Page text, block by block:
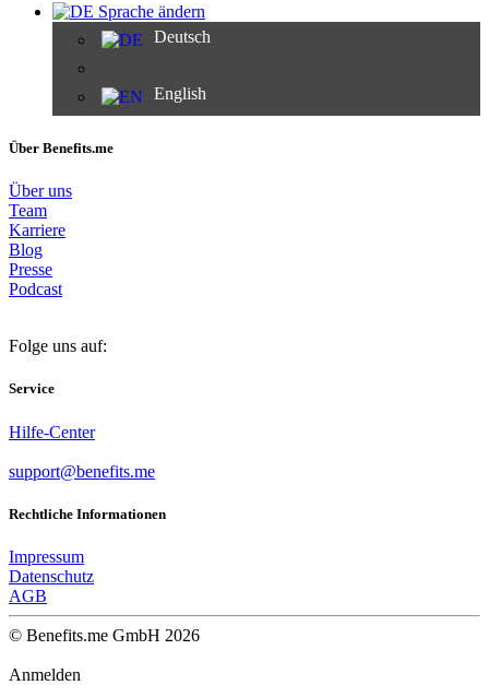
Sprache ändern
Deutsch
English
Über Benefits.me
Über uns
Team
Karriere
Blog
Presse
Podcast
Folge uns auf:
Service
Hilfe-Center
support@benefits.me
Rechtliche Informationen
Impressum
Datenschutz
AGB
© Benefits.me GmbH 2026
Anmelden